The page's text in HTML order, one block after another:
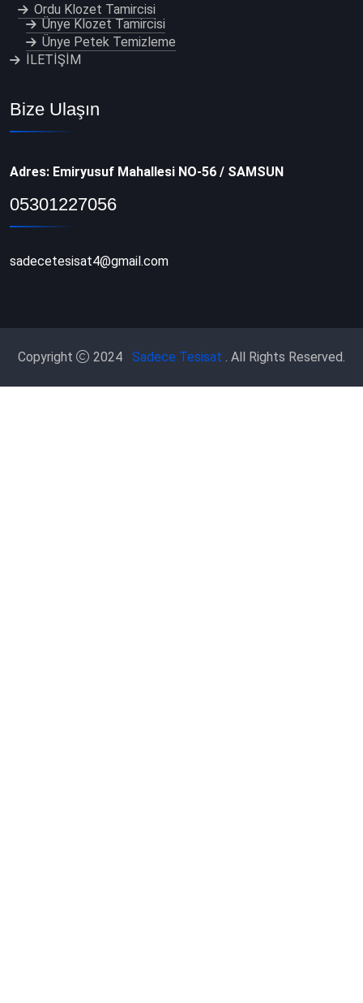
Ordu Klozet Tamircisi
Ünye Klozet Tamircisi
Ünye Petek Temizleme
İLETİŞİM
Bize Ulaşın
Adres: Emiryusuf Mahallesi NO-56 / SAMSUN
05301227056
sadecetesisat4@gmail.com
Copyright 2024 Sadece Tesisat . All Rights Reserved.